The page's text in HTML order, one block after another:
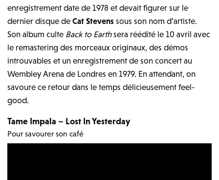
enregistrement date de 1978 et devait figurer sur le
dernier disque deCat Stevens sous son nom d’artiste.
Son album culte Back to Earthsera réédité le 10 avril avec
le remastering des morceaux originaux, des démos
introuvables et un enregistrement de son concert au
Wembley Arena de Londres en 1979. En attendant, on
savoure ce retour dans le temps délicieusement feel-
good.
Tame Impala – Lost In Yesterday
Pour savourer son café